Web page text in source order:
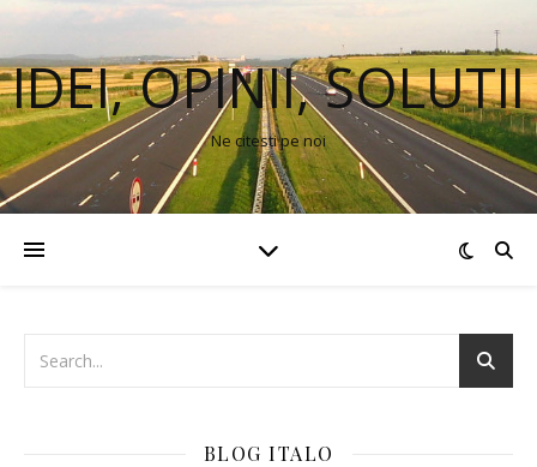
IDEI, OPINII, SOLUTII
Ne citesti pe noi
BLOG ITALO